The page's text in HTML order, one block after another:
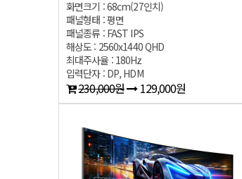
화면크기 : 68cm(27인치)
패널형태 : 평면
패널종류 : FAST IPS
해상도 : 2560x1440 QHD
최대주사율 : 180Hz
입력단자 : DP, HDM
230,000원 129,000원